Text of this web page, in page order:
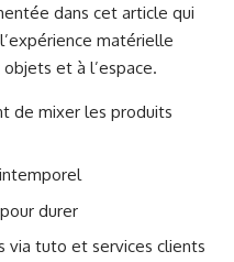
dans cet article qui
matérielle
et à l’espace.
de mixer les produits
durer
via tuto et services clients